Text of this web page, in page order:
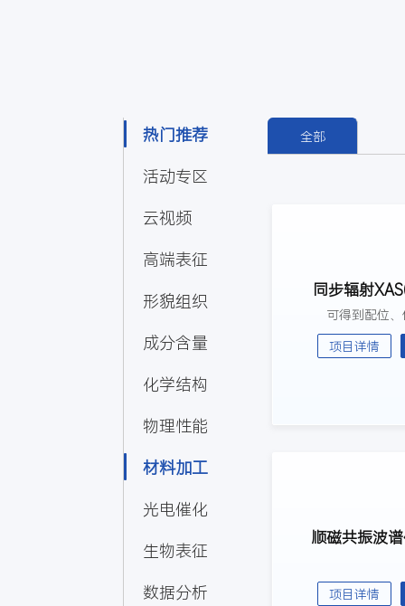
热门推荐
活动专区
云视频
高端表征
形貌组织
成分含量
化学结构
物理性能
材料加工
光电催化
生物表征
数据分析
全部
同步辐射
可得到配位
项目详情
顺磁共振波
项目详情